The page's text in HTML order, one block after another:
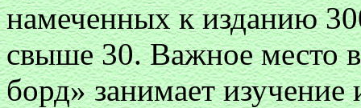
намеченных к изданию
свыше 30. Важное место
борд» занимает изучение